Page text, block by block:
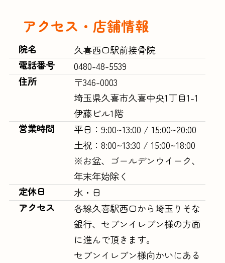
アクセス・店舗情報
院名
久喜西口駅前接骨院
電話番号
0480-48-5539
住所
〒346-0003
埼玉県久喜市久喜中央1丁目1-1
伊藤ビル1階
営業時間
平日：9:00~13:00 / 15:00~20:00
土祝：8:00~13:30 / 15:00~18:00
※お盆、ゴールデンウイーク、
年末年始除く
定休日
水・日
アクセス
各線久喜駅西口から埼玉りそな
銀行、セブンイレブン様の方面
に進んで頂きます。
セブンイレブン様向かいにある